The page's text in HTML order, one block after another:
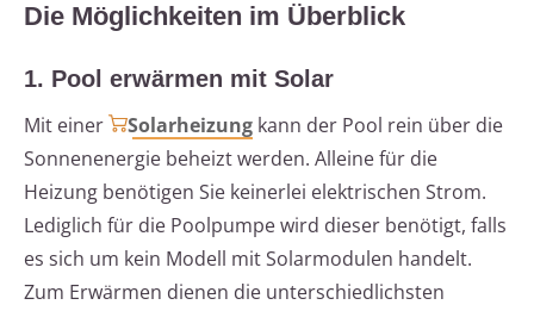
Die Möglichkeiten im Überblick
1. Pool erwärmen mit Solar
Mit einer
Solarheizung kann der Pool rein über die
Sonnenenergie beheizt werden. Alleine für die
Heizung benötigen Sie keinerlei elektrischen Strom.
Lediglich für die Poolpumpe wird dieser benötigt, falls
es sich um kein Modell mit Solarmodulen handelt.
Zum Erwärmen dienen die unterschiedlichsten